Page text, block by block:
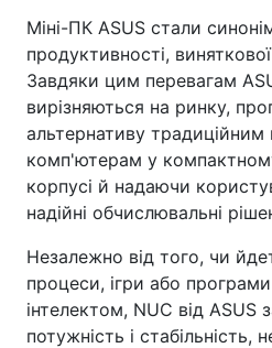
Міні-ПК ASUS стали
продуктивності,
Завдяки цим перевагам
вирізняються на ринку,
альтернативу традиційним
комп'ютерам у
корпусі й надаючи
надійні обчислювальні
Незалежно від того, чи
процеси, ігри або
інтелектом, NUC від ASUS
потужність і стабільність,